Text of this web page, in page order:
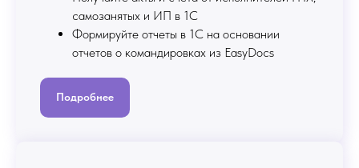
самозанятых и ИП в 1С
Формируйте отчеты в 1С на основании
отчетов о командировках из EasyDocs
Подробнее